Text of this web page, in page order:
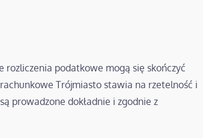
rozliczenia podatkowe mogą się skończyć
Trójmiasto stawia na rzetelność i
prowadzone dokładnie i zgodnie z